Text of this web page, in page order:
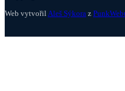
Web vytvořil Aleš Sýkora z